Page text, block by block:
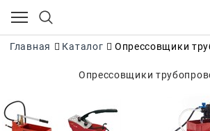
Главная Каталог Опрессовщики
Опрессовщики